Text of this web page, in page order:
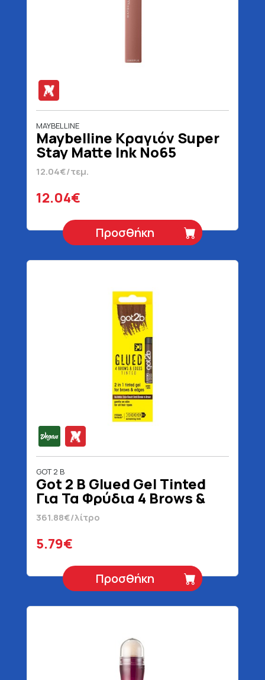
MAYBELLINE
Maybelline Κραγιόν Super
Stay Matte Ink No65
Seductres Blister 5 ml
12.04€/τεμ.
12.04€
Προσθήκη
GOT 2 B
Got 2 B Glued Gel Tinted
Για Τα Φρύδια 4 Brows &
Edges Vegan 16 ml
361.88€/λίτρο
5.79€
Προσθήκη